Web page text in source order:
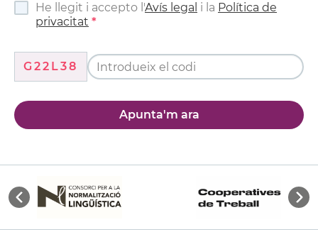
He llegit i accepto l'Avís legal i la Política de
privacitat
G22L38
Apunta'm ara